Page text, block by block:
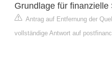
Grundlage für finanzielle
Antrag auf Entfernung der
vollständige Antwort auf